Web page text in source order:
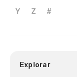
Y
Z #
Explorar